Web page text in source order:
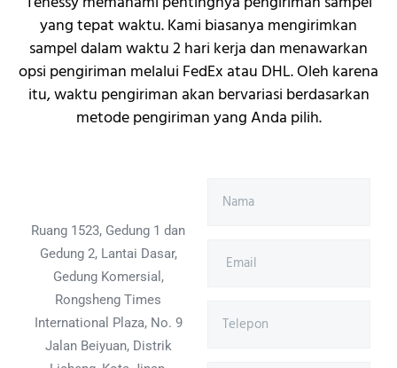
yang tepat waktu. Kami biasanya mengirimkan
sampel dalam waktu 2 hari kerja dan menawarkan
opsi pengiriman melalui FedEx atau DHL. Oleh karena
itu, waktu pengiriman akan bervariasi berdasarkan
metode pengiriman yang Anda pilih.
Ruang 1523, Gedung 1 dan
Gedung 2, Lantai Dasar,
Gedung Komersial,
Rongsheng Times
International Plaza, No. 9
Jalan Beiyuan, Distrik